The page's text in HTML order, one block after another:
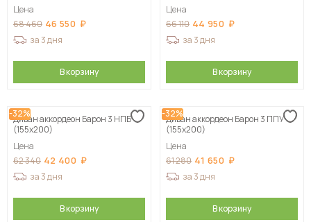
Цена
68 460 46 550
за 3 дня
В корзину
Цена
66 110 44 950
за 3 дня
В корзину
-32%
Диван аккордеон Барон 3 НПБ
(155х200)
Цена
62 340 42 400
за 3 дня
В корзину
-32%
Диван аккордеон Барон 3 ППУ
(155х200)
Цена
61 280 41 650
за 3 дня
В корзину